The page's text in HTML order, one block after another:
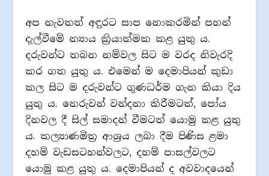
අප නැවතත් අඳුරට සාප නොකරමින් පහන්
දැල්වීමේ න්‍යාය ක්‍රියාත්මක කළ යුතු ය.
දරුවන්ට තබන නම්වල සිට ම වරද නිවැරදි
කර ගත යුතු ය. එමෙන් ම දෙමාපියන් කුඩා
කල සිට ම දරුවන්ට ගුණධර්ම ගැන කියා දිය
යුතු ය. තෙරුවන් වන්දනා කිරීමටත්, පෝය
දිනවල දී සිල් සමාදන් වීමටත් යොමු කළ යුතු
ය. කල්‍යාණමිත්‍ර ආශ්‍රය ලබා දීම පිණිස ළමා
දහම් වැඩසටහන්වලට, දහම් පාසල්වලට
යොමු කළ යුතු ය. දෙමාපියන් ද අවවාදයෙන්